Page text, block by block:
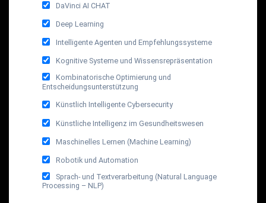
DaVinci AI CHAT
Deep Learning
Intelligente Agenten und Empfehlungssysteme
Kognitive Systeme und Wissensrepräsentation
Kombinatorische Optimierung und
Entscheidungsunterstützung
Künstlich Intelligente Cybersecurity
Künstliche Intelligenz im Gesundheitswesen
Maschinelles Lernen (Machine Learning)
Robotik und Automation
Sprach- und Textverarbeitung (Natural Language
Processing – NLP)